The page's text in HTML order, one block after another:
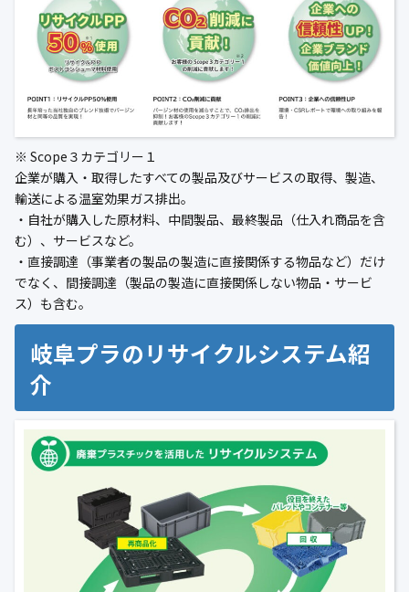
※ Scope３カテゴリー１
企業が購入・取得したすべての製品及びサービスの取得、製造、
輸送による温室効果ガス排出。
・自社が購入した原材料、中間製品、最終製品（仕入れ商品を含
む）、サービスなど。
・直接調達（事業者の製品の製造に直接関係する物品など）だけ
でなく、間接調達（製品の製造に直接関係しない物品・サービ
ス）も含む。
岐阜プラのリサイクルシステム紹
介